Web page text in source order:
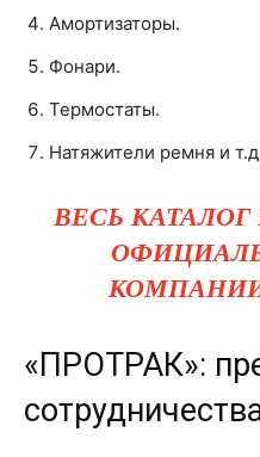
Амортизаторы.
Фонари.
Термостаты.
Натяжители ремня и
ВЕСЬ
КОМПАНИИ
«ПРОТРАК»: